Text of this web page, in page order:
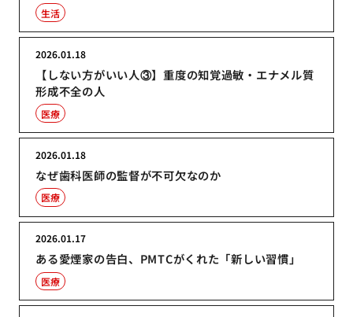
生活
【しない方がいい人③】重度の知覚過敏・エナメル質
形成不全の人
2026.01.18
医療
なぜ歯科医師の監督が不可欠なのか
2026.01.18
医療
ある愛煙家の告白、PMTCがくれた「新しい習慣」
2026.01.17
医療